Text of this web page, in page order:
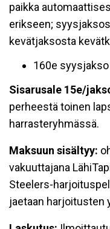
paikka
erikseen;
kevätjaksosta
160e
Sisarusale 15e/
perheestä toinen
harrasteryhmässä.
Maksuun sisältyy:
vakuuttajana
Steelers-
jaetaan harjoitusten